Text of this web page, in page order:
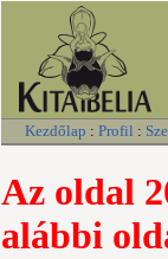
Kezdőlap : Profil :
Az oldal
alábbi